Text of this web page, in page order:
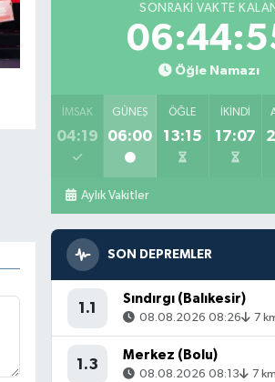
SONRAKI VAKTE
Öğle Namazı
İMSAK
04:19
GÜNEŞ
06:00
ÖĞLE
13:15
İKINDI
17:07
Aylık Vakitler
SON DEPREMLER
1.1
Sındırgı (Balıkesir)
08.08.2026 08:26 7
1.3
Merkez (Bolu)
08.08.2026 08:13 7 km